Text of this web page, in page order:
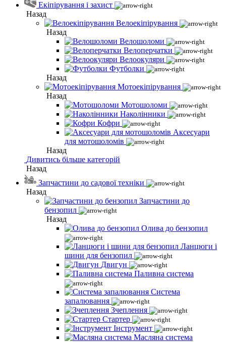
Екіпірування і захист
Назад
Велоекіпірування
Назад
Велошоломи
Велоперчатки
Велоокуляри
Футболки
Назад
Мотоекіпірування
Назад
Мотошоломи
Наколінники
Кофри
Аксесуари
для мотошоломів
Назад
Дивитись більше категорій
Назад
Запчастини до садової техніки
Назад
Запчастини до
бензопил
Назад
Олива до бензопил
Ланцюги і
шини для бензопил
Двигун
Паливна система
Система
запалювання
Зчеплення
Стартер
Інструмент
Масляна система